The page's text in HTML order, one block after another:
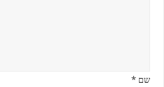
שם *